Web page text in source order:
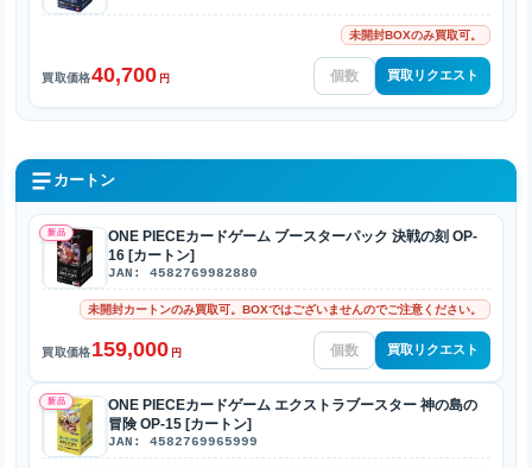
未開封BOXのみ買取可。
買取価格40,700 円 買取リクエスト
カートン
新品
ONE PIECEカードゲーム ブースターパック 決戦の刻 OP-
16 [カートン]
JAN: 4582769982880
未開封カートンのみ買取可。BOXではございませんのでご注意ください。
買取価格159,000 円 買取リクエスト
新品
ONE PIECEカードゲーム エクストラブースター 神の島の
冒険 OP-15 [カートン]
JAN: 4582769965999